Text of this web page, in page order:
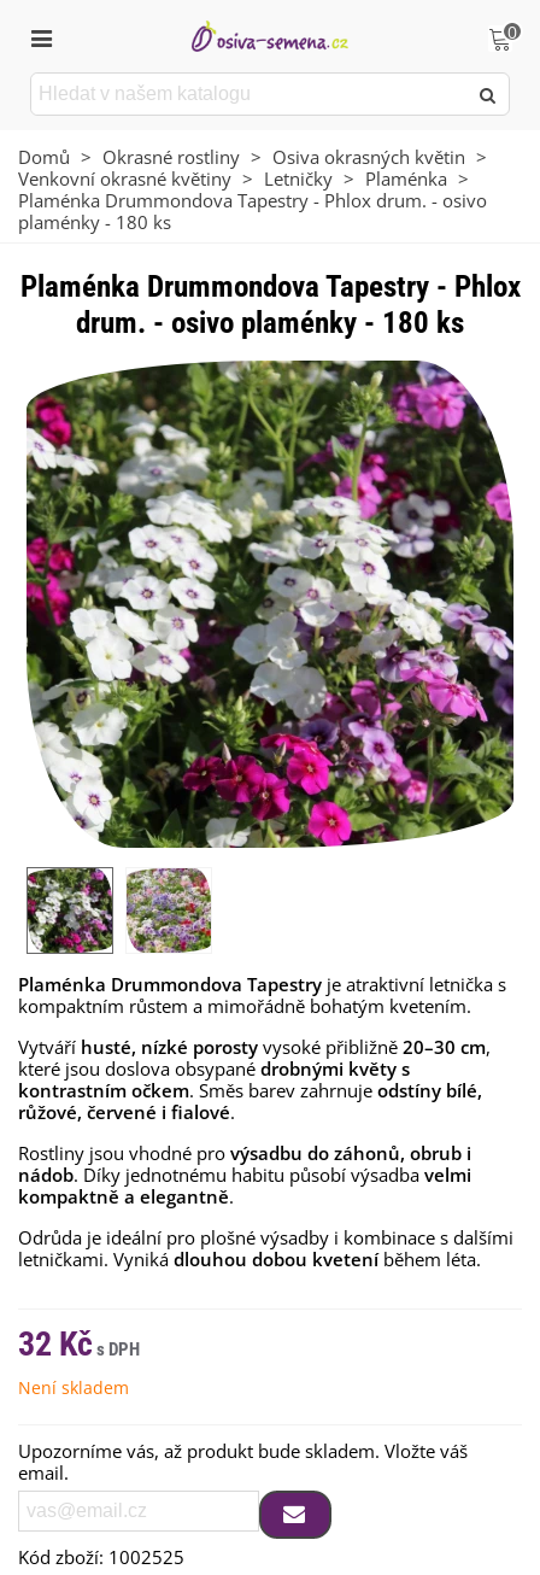
0
Domů > Okrasné rostliny > Osiva okrasných květin >
Venkovní okrasné květiny > Letničky > Plaménka >
Plaménka Drummondova Tapestry - Phlox drum. - osivo
plaménky - 180 ks
Plaménka Drummondova Tapestry - Phlox
drum. - osivo plaménky - 180 ks
Plaménka Drummondova Tapestry je atraktivní letnička s
kompaktním růstem a mimořádně bohatým kvetením.
Vytváří husté, nízké porosty vysoké přibližně 20–30 cm,
které jsou doslova obsypané drobnými květy s
kontrastním očkem. Směs barev zahrnuje odstíny bílé,
růžové, červené i fialové.
Rostliny jsou vhodné pro výsadbu do záhonů, obrub i
nádob. Díky jednotnému habitu působí výsadba velmi
kompaktně a elegantně.
Odrůda je ideální pro plošné výsadby i kombinace s dalšími
letničkami. Vyniká dlouhou dobou kveteníběhem léta.
32 Kč
Není skladem
Upozorníme vás, až produkt bude skladem. Vložte váš
email.
Kód zboží: 1002525